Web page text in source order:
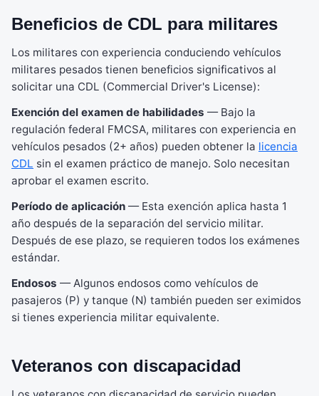
Beneficios de CDL para militares
Los militares con experiencia conduciendo vehículos
militares pesados tienen beneficios significativos al
solicitar una CDL (Commercial Driver's License):
Exención del examen de habilidades — Bajo la
regulación federal FMCSA, militares con experiencia en
vehículos pesados (2+ años) pueden obtener la licencia
CDL sin el examen práctico de manejo. Solo necesitan
aprobar el examen escrito.
Período de aplicación — Esta exención aplica hasta 1
año después de la separación del servicio militar.
Después de ese plazo, se requieren todos los exámenes
estándar.
Endosos — Algunos endosos como vehículos de
pasajeros (P) y tanque (N) también pueden ser eximidos
si tienes experiencia militar equivalente.
Veteranos con discapacidad